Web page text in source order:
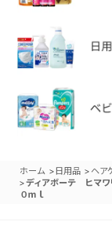
ホーム > 日用品 > ヘア
>ディアボーテ ヒマ
０ｍｌ